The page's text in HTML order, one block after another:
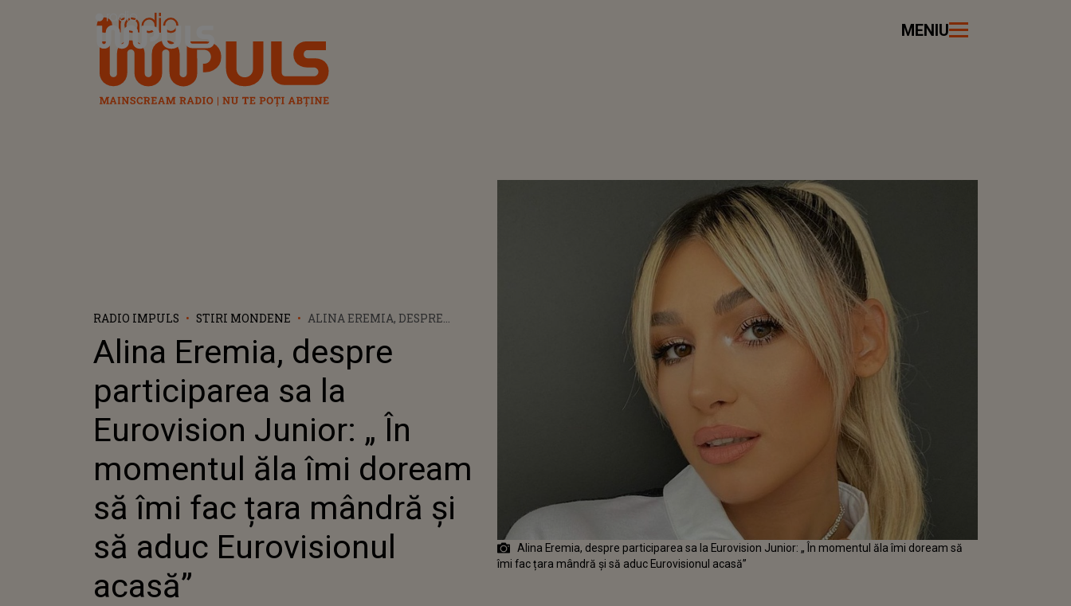
Radio Impuls MENIU
RADIO IMPULS STIRI MONDENE
ALINA EREMIA, DESPRE
EUROVISION JUNIOR: „ ÎN
MOMENTUL ĂLA ÎMI DOREAM SĂ
ÎMI FAC ȚARA MÂNDRĂ ȘI SĂ
ADUC EUROVISIONUL ACASĂ”
Alina Eremia, despre
participarea sa la
Eurovision Junior: „ În
momentul ăla îmi doream
să îmi fac țara mândră și
să aduc Eurovisionul
acasă”
Alina Eremia, despre participarea sa la Eurovision Junior: „ În momentul ăla îmi doream să
îmi fac țara mândră și să aduc Eurovisionul acasă”